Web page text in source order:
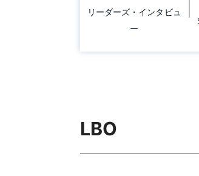
リーダーズ・インタビュ
ー
LBO